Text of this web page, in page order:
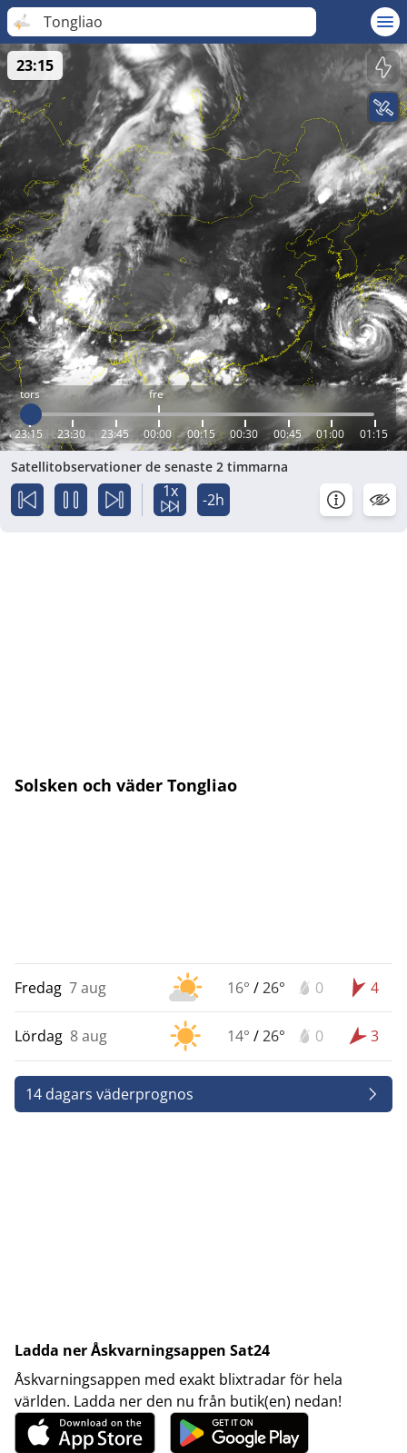
Tongliao
tors fre
23:15 23:30 23:45 00:00 00:15 00:30 00:45 01:00 01:15
23:15
Satellitobservationer de senaste 2 timmarna
1x -2h
Solsken och väder Tongliao
Fredag 7 aug 16° /26° 0 4
Lördag 8 aug 14° /26° 0 3
14 dagars väderprognos
Ladda ner Åskvarningsappen Sat24
Åskvarningsappen med exakt blixtradar för hela
världen. Ladda ner den nu från butik(en) nedan!